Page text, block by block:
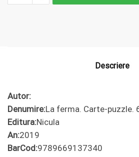
ferma.
Descriere
Autor:
Denumire:La ferma. Carte-puzzle.
Editura:Nicula
An:2019
BarCod:9789669137340